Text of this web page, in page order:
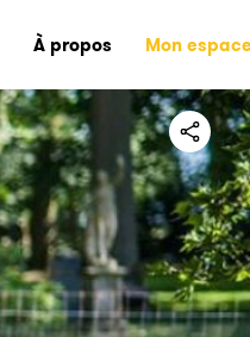
À propos Mon espace